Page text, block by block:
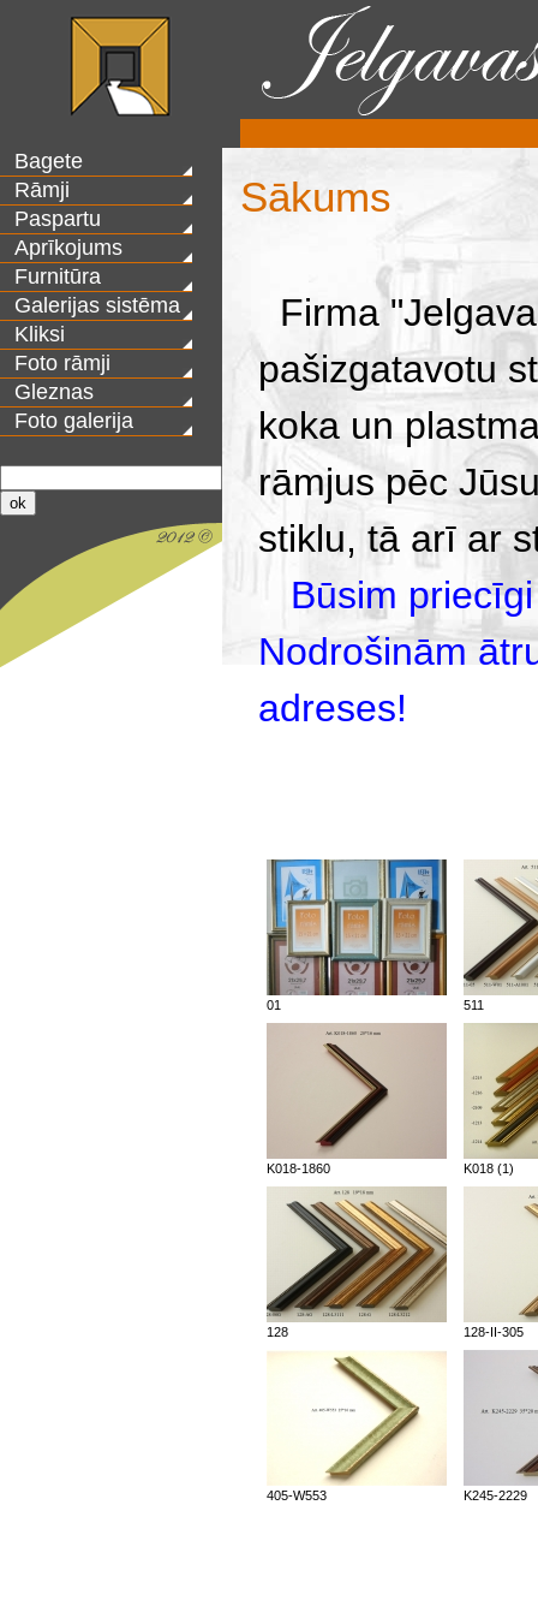
Bagete
Rāmji
Paspartu
Aprīkojums
Furnitūra
Galerijas sistēma
Kliksi
Foto rāmji
Gleznas
Foto galerija
Sākums
Firma
pašizgatavotu
koka un
rāmjus pēc
stiklu, tā arī ar
Būsim
Nodrošinām
adreses!
01 511
K018-1860 K018 (1)
128 128-II-305
405-W553 K245-2229